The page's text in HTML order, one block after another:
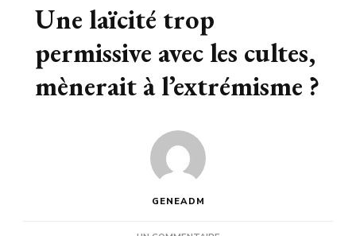
Une laïcité trop
permissive avec les cultes,
mènerait à l’extrémisme ?
GENEADM